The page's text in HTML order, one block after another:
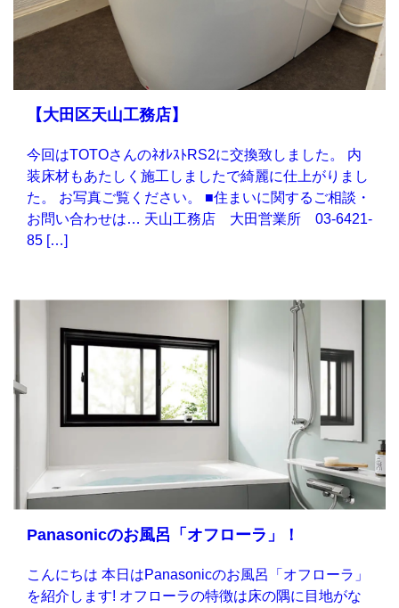
【大田区天山工務店】
今回はTOTOさんのﾈｵﾚｽﾄRS2に交換致しました。 内
装床材もあたしく施工しましたで綺麗に仕上がりまし
た。 お写真ご覧ください。 ■住まいに関するご相談・
お問い合わせは… 天山工務店 大田営業所 03-6421-
85 […]
Panasonicのお風呂「オフローラ」！
こんにちは 本日はPanasonicのお風呂「オフローラ」
を紹介します! オフローラの特徴は床の隅に目地がな